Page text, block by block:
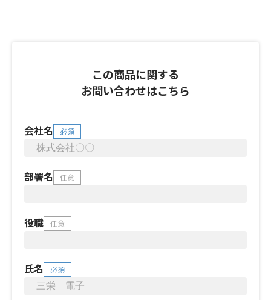
この商品に関する
お問い合わせはこちら
会社名 必須
部署名 任意
役職 任意
氏名 必須